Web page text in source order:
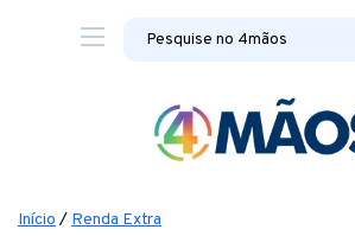
Início / Renda Extra